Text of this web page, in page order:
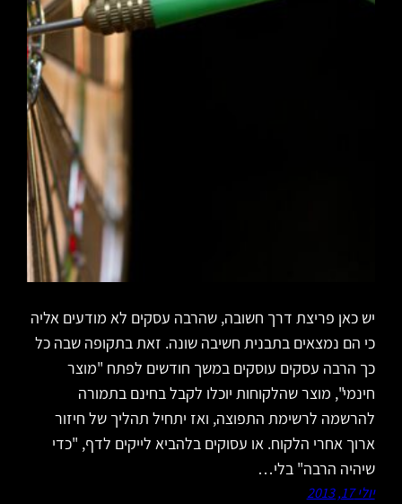
יש כאן פריצת דרך חשובה, שהרבה עסקים לא מודעים אליה
כי הם נמצאים בתבנית חשיבה שונה. זאת בתקופה שבה כל
כך הרבה עסקים עוסקים במשך חודשים לפתח "מוצר
חינמי", מוצר שהלקוחות יוכלו לקבל בחינם בתמורה
להרשמה לרשימת התפוצה, ואז יתחיל תהליך של חיזור
ארוך אחרי הלקוח. או עסוקים בלהביא לייקים לדף, "כדי
שיהיה הרבה" בלי…
יולי 17, 2013